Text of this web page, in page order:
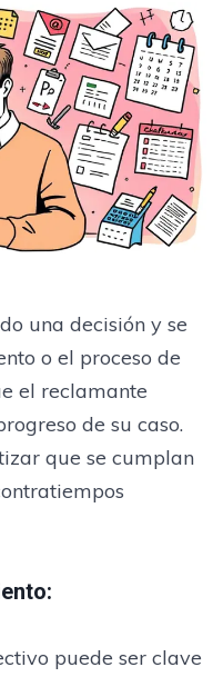
una decisión y se
o el proceso de
el reclamante
de su caso.
que se cumplan
puede ser clave